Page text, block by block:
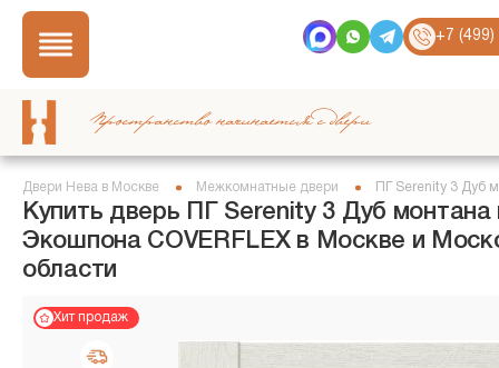
+7
Пространство начинается с двери
Двери Нева в Москве Межкомнатные двери ПГ Serenity 3 Дуб
Купить дверь ПГ Serenity 3 Дуб монтана
Экошпона COVERFLEX в Москве и
области
Хит продаж